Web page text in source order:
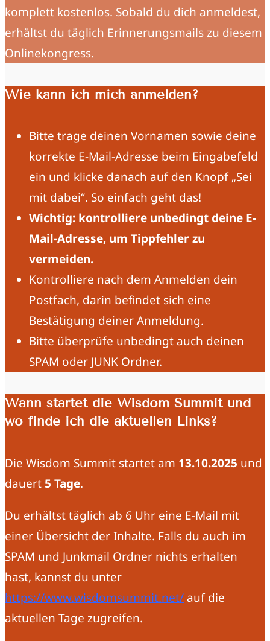
komplett kostenlos. Sobald du dich anmeldest,
erhältst du täglich Erinnerungsmails zu diesem
Onlinekongress.
Wie kann ich mich anmelden?
Bitte trage deinen Vornamen sowie deine
korrekte E-Mail-Adresse beim Eingabefeld
ein und klicke danach auf den Knopf „Sei
mit dabei“. So einfach geht das!
Wichtig: kontrolliere unbedingt deine E-
Mail-Adresse, um Tippfehler zu
vermeiden.
Kontrolliere nach dem Anmelden dein
Postfach, darin befindet sich eine
Bestätigung deiner Anmeldung.
Bitte überprüfe unbedingt auch deinen
SPAM oder JUNK Ordner.
Wann startet die Wisdom Summit und
wo finde ich die aktuellen Links?
Die Wisdom Summit startet am 13.10.2025 und
dauert 5 Tage.
Du erhältst täglich ab 6 Uhr eine E-Mail mit
einer Übersicht der Inhalte. Falls du auch im
SPAM und Junkmail Ordner nichts erhalten
hast, kannst du unter
https://www.wisdomsummit.net/ auf die
aktuellen Tage zugreifen.